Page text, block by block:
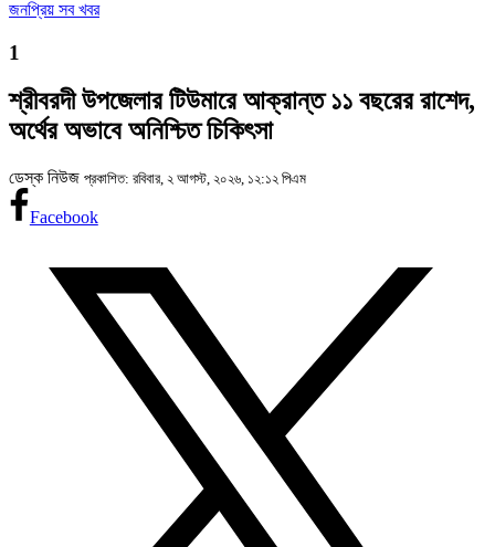
জনপ্রিয় সব খবর
1
শ্রীবরদী উপজেলার টিউমারে আক্রান্ত ১১ বছরের রাশেদ,
অর্থের অভাবে অনিশ্চিত চিকিৎসা
ডেস্ক নিউজ প্রকাশিত: রবিবার, ২ আগস্ট, ২০২৬, ১২:১২ পিএম
Facebook